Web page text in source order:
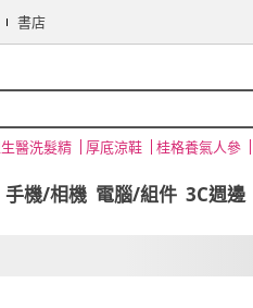
書店
醫洗髮精 厚底涼鞋 桂格養氣人參
手機/相機 電腦/組件 3C週邊